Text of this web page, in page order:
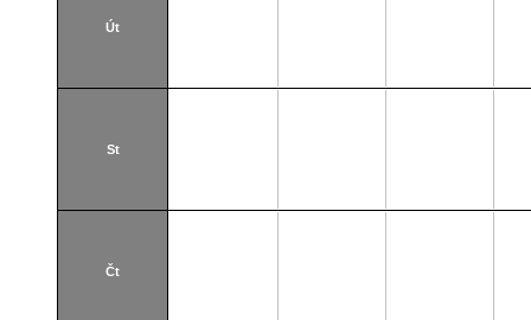
Út
St
Čt